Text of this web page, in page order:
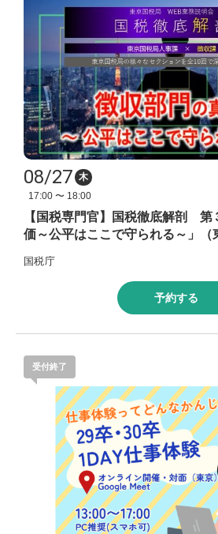
08/27 木
17:00 〜 18:00
【国税専門官】国税徹底解剖 第
価～公平はここで守られる～」（
国税庁
予約する
受付終了